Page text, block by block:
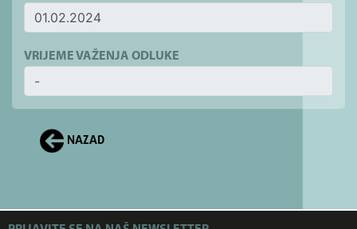
VRIJEME VAŽENJA ODLUKE
NAZAD